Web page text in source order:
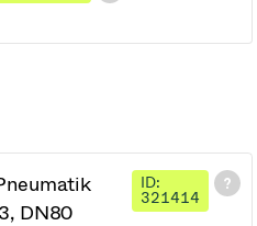
DN80
ID:
321414